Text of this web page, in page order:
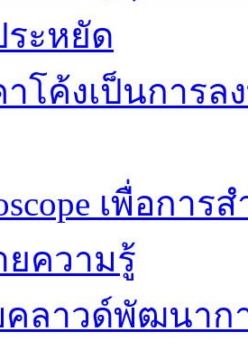
ะหยัด
าโค้งเป็นการ
เพื่อกา
ความรู้
คลาวด์พัฒนาก